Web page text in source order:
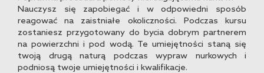
Nauczysz się zapobiegać i w odpowiedni sposób
reagować na zaistniałe okoliczności. Podczas kursu
zostaniesz przygotowany do bycia dobrym partnerem
na powierzchni i pod wodą. Te umiejętności staną się
twoją drugą naturą podczas wypraw nurkowych i
podniosą twoje umiejętności i kwalifikacje.